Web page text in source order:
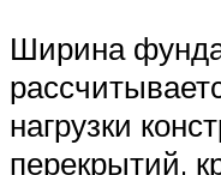
Ширина
нагрузки
перекрытий,